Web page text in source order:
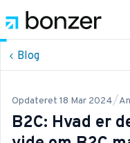
Blog
Opdateret 18 Mar 2024/
B2C: Hvad er